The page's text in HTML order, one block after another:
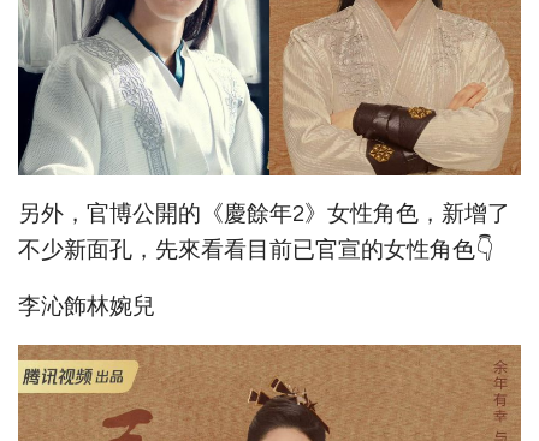
另外，官博公開的《慶餘年2》女性角色，新增了
不少新面孔，先來看看目前已官宣的女性角色👇
李沁飾林婉兒